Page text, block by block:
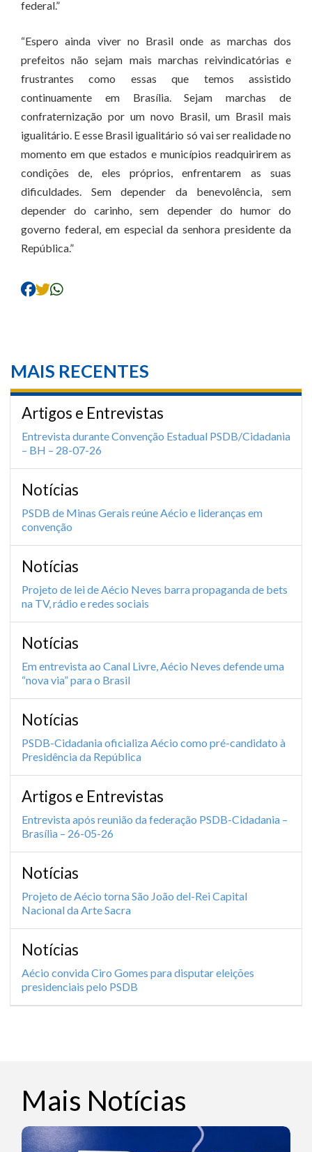
federal.”
“Espero ainda viver no Brasil onde as marchas dos
prefeitos não sejam mais marchas reivindicatórias e
frustrantes como essas que temos assistido
continuamente em Brasília. Sejam marchas de
confraternização por um novo Brasil, um Brasil mais
igualitário. E esse Brasil igualitário só vai ser realidade no
momento em que estados e municípios readquirirem as
condições de, eles próprios, enfrentarem as suas
dificuldades. Sem depender da benevolência, sem
depender do carinho, sem depender do humor do
governo federal, em especial da senhora presidente da
República.”
MAIS RECENTES
Artigos e Entrevistas
Entrevista durante Convenção Estadual PSDB/Cidadania
– BH – 28-07-26
Notícias
PSDB de Minas Gerais reúne Aécio e lideranças em
convenção
Notícias
Projeto de lei de Aécio Neves barra propaganda de bets
na TV, rádio e redes sociais
Notícias
Em entrevista ao Canal Livre, Aécio Neves defende uma
“nova via” para o Brasil
Notícias
PSDB-Cidadania oficializa Aécio como pré-candidato à
Presidência da República
Artigos e Entrevistas
Entrevista após reunião da federação PSDB-Cidadania –
Brasília – 26-05-26
Notícias
Projeto de Aécio torna São João del-Rei Capital
Nacional da Arte Sacra
Notícias
Aécio convida Ciro Gomes para disputar eleições
presidenciais pelo PSDB
Mais Notícias